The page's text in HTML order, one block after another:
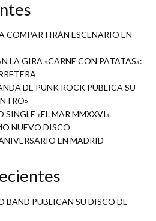
COMPARTIRÁN ESCENARIO EN
LA GIRA «CARNE CON PATATAS»:
DE PUNK ROCK PUBLICA SU
«EL MAR MMXXVI»
NUEVO DISCO
EN MADRID
BAND PUBLICAN SU DISCO DE